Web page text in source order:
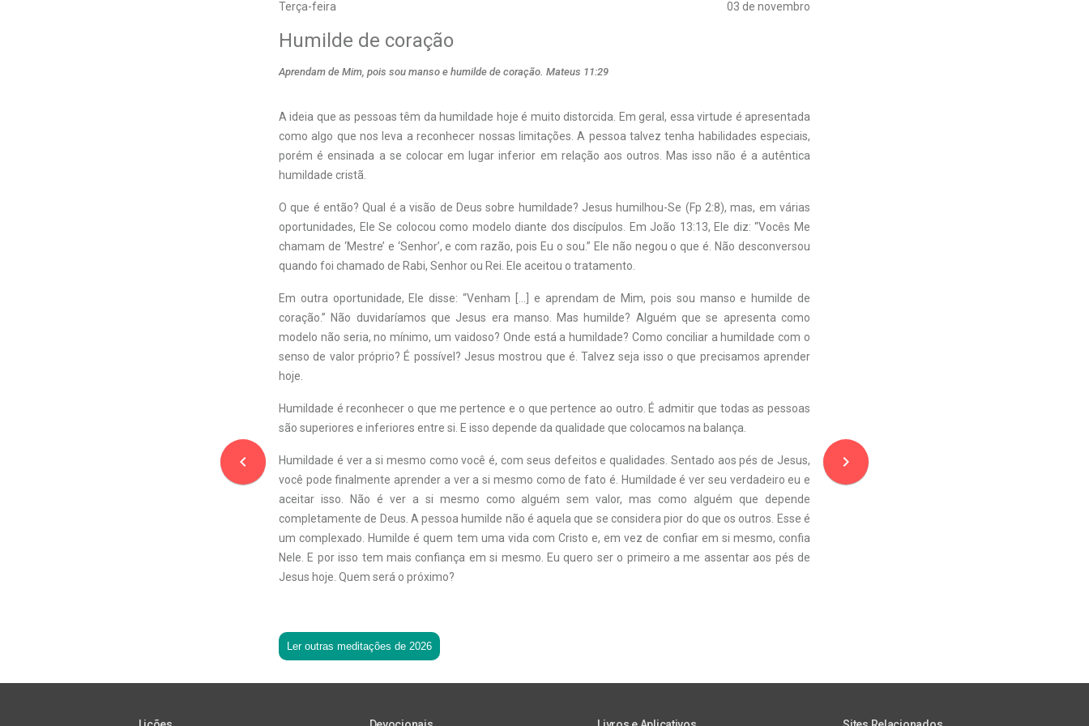
Terça-feira 03 de novembro
navigate_before
Humilde de coração
Aprendam de Mim, pois sou manso e humilde de coração. Mateus 11:29
A ideia que as pessoas têm da humildade hoje é muito distorcida. Em geral, essa virtude é apresentada
como algo que nos leva a reconhecer nossas limitações. A pessoa talvez tenha habilidades especiais,
porém é ensinada a se colocar em lugar inferior em relação aos outros. Mas isso não é a autêntica
humildade cristã.
O que é então? Qual é a visão de Deus sobre humildade? Jesus humilhou-Se (Fp 2:8),mas, em várias
oportunidades, Ele Se colocou como modelo diante dos discípulos. Em João 13:13, Ele diz: “Vocês Me
chamam de ‘Mestre’ e ‘Senhor’, e com razão, pois Eu o sou.” Ele não negou o que é. Não desconversou
quando foi chamado de Rabi, Senhor ou Rei. Ele aceitou o tratamento.
Em outra oportunidade, Ele disse: “Venham […] e aprendam de Mim, pois sou manso e humilde de
coração.” Não duvidaríamos que Jesus era manso. Mas humilde? Alguém que se apresenta como
modelo não seria, no mínimo, um vaidoso? Onde está a humildade? Como conciliar a humildade com o
senso de valor próprio? É possível? Jesus mostrou que é. Talvez seja isso o que precisamos aprender
hoje.
Humildade é reconhecer o que me pertence e o que pertence ao outro. É admitir que todas as pessoas
são superiores e inferiores entre si. E isso depende da qualidade que colocamos na balança.
Humildade é ver a si mesmo como você é, com seus defeitos e qualidades. Sentado aos pés de Jesus,
você pode finalmente aprender a ver a si mesmo como de fato é. Humildade é ver seu verdadeiro eu e
aceitar isso. Não é ver a si mesmo como alguém sem valor, mas como alguém que depende
completamente de Deus. A pessoa humilde não é aquela que se considera pior do que os outros. Esse é
um complexado. Humilde é quem tem uma vida com Cristo e, em vez de confiar em si mesmo, confia
Nele. E por isso tem mais confiança em si mesmo. Eu quero ser o primeiro a me assentar aos pés de
Jesus hoje. Quem será o próximo?
Ler outras meditações de 2026
navigate_next